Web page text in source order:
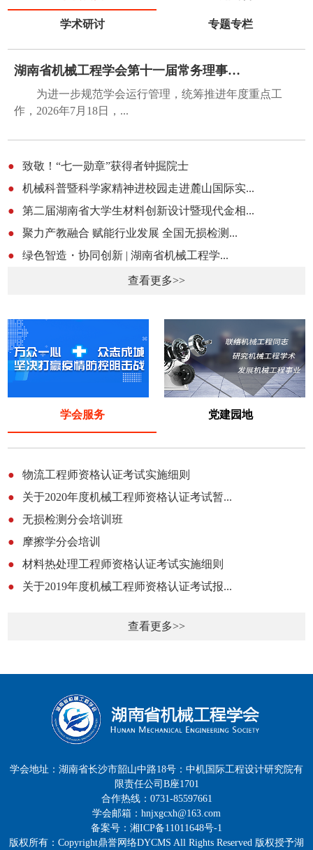
学术研讨 专题专栏
湖南省机械工程学会第十一届常务理事会第五...
为进一步规范学会运行管理，统筹推进年度重点工
作，2026年7月18日，...
●
致敬！“七一勋章”获得者钟掘院士
●
机械科普暨科学家精神进校园走进麓山国际实...
●
第二届湖南省大学生材料创新设计暨现代金相...
●
聚力产教融合 赋能行业发展 全国无损检测...
●
绿色智造・协同创新 | 湖南省机械工程学...
查看更多>>
学会服务 党建园地
●
物流工程师资格认证考试实施细则
●
关于2020年度机械工程师资格认证考试暂...
●
无损检测分会培训班
●
摩擦学分会培训
●
材料热处理工程师资格认证考试实施细则
●
关于2019年度机械工程师资格认证考试报...
查看更多>>
学会地址：湖南省长沙市韶山中路18号：中机国际工程设计研究院有
限责任公司B座1701
合作热线：0731-85597661
学会邮箱：hnjxgcxh@163.com
备案号：湘ICP备11011648号-1
版权所有：Copyright鼎誉网络DYCMS All Rights Reserved 版权授予湖